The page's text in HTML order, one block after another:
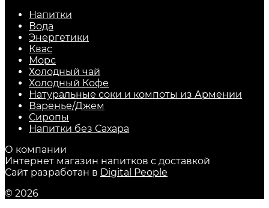
Напитки
Вода
Энергетики
Квас
Морс
Холодный чай
Холодный Кофе
Натуральные соки и компоты из Армении
Варенье/Джем
Сиропы
Напитки без Сахара
О компании
Интернет магазин напитков с доставкой
Сайт разработан в Digital People
© 2026